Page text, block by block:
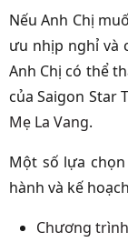
Nếu Anh Chị
ưu nhịp nghỉ và
Anh Chị có thể
của Saigon Star
Mẹ La Vang.
Một số lựa
hành và kế
Chương